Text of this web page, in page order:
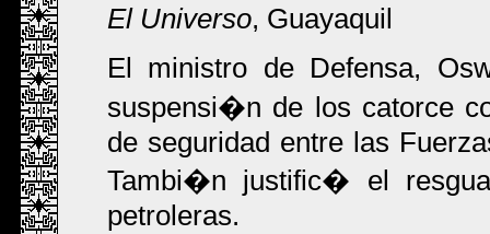
El Universo, Guayaquil
El ministro de Defensa,
suspensi�n de los catorce
de seguridad entre las
Tambi�n justific� el
petroleras.